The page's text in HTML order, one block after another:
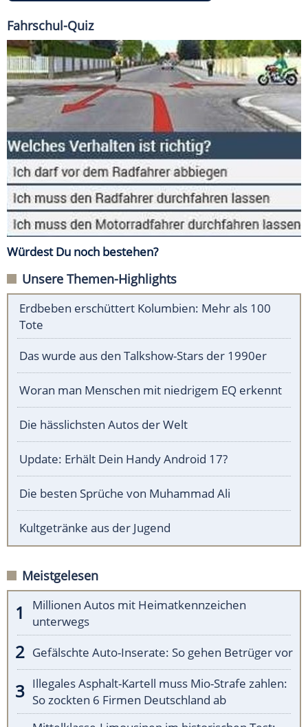
Fahrschul-Quiz
Würdest Du noch bestehen?
Unsere Themen-Highlights
Erdbeben erschüttert Kolumbien: Mehr als 100
Tote
Das wurde aus den Talkshow-Stars der 1990er
Woran man Menschen mit niedrigem EQ erkennt
Die hässlichsten Autos der Welt
Update: Erhält Dein Handy Android 17?
Die besten Sprüche von Muhammad Ali
Kultgetränke aus der Jugend
Meistgelesen
Millionen Autos mit Heimatkennzeichen
unterwegs
Gefälschte Auto-Inserate: So gehen Betrüger vor
Illegales Asphalt-Kartell muss Mio-Strafe zahlen:
So zockten 6 Firmen Deutschland ab